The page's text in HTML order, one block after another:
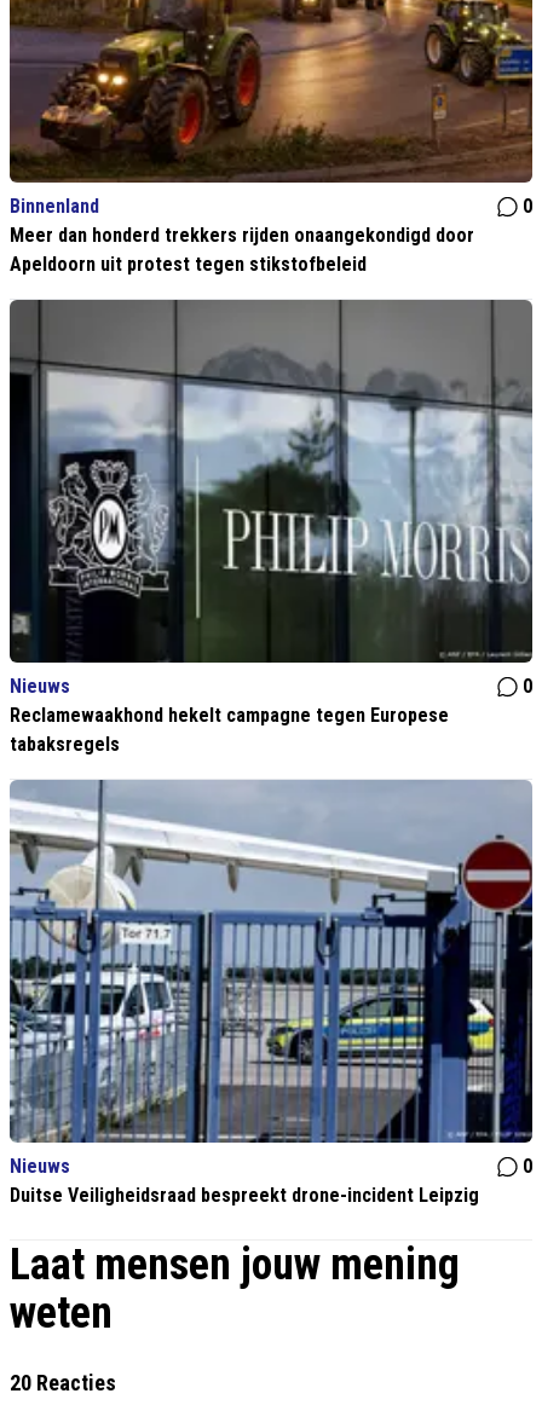
Binnenland
0
Meer dan honderd trekkers rijden onaangekondigd door
Apeldoorn uit protest tegen stikstofbeleid
Nieuws
0
Reclamewaakhond hekelt campagne tegen Europese
tabaksregels
Nieuws
0
Duitse Veiligheidsraad bespreekt drone-incident Leipzig
Laat mensen jouw mening
weten
20 Reacties